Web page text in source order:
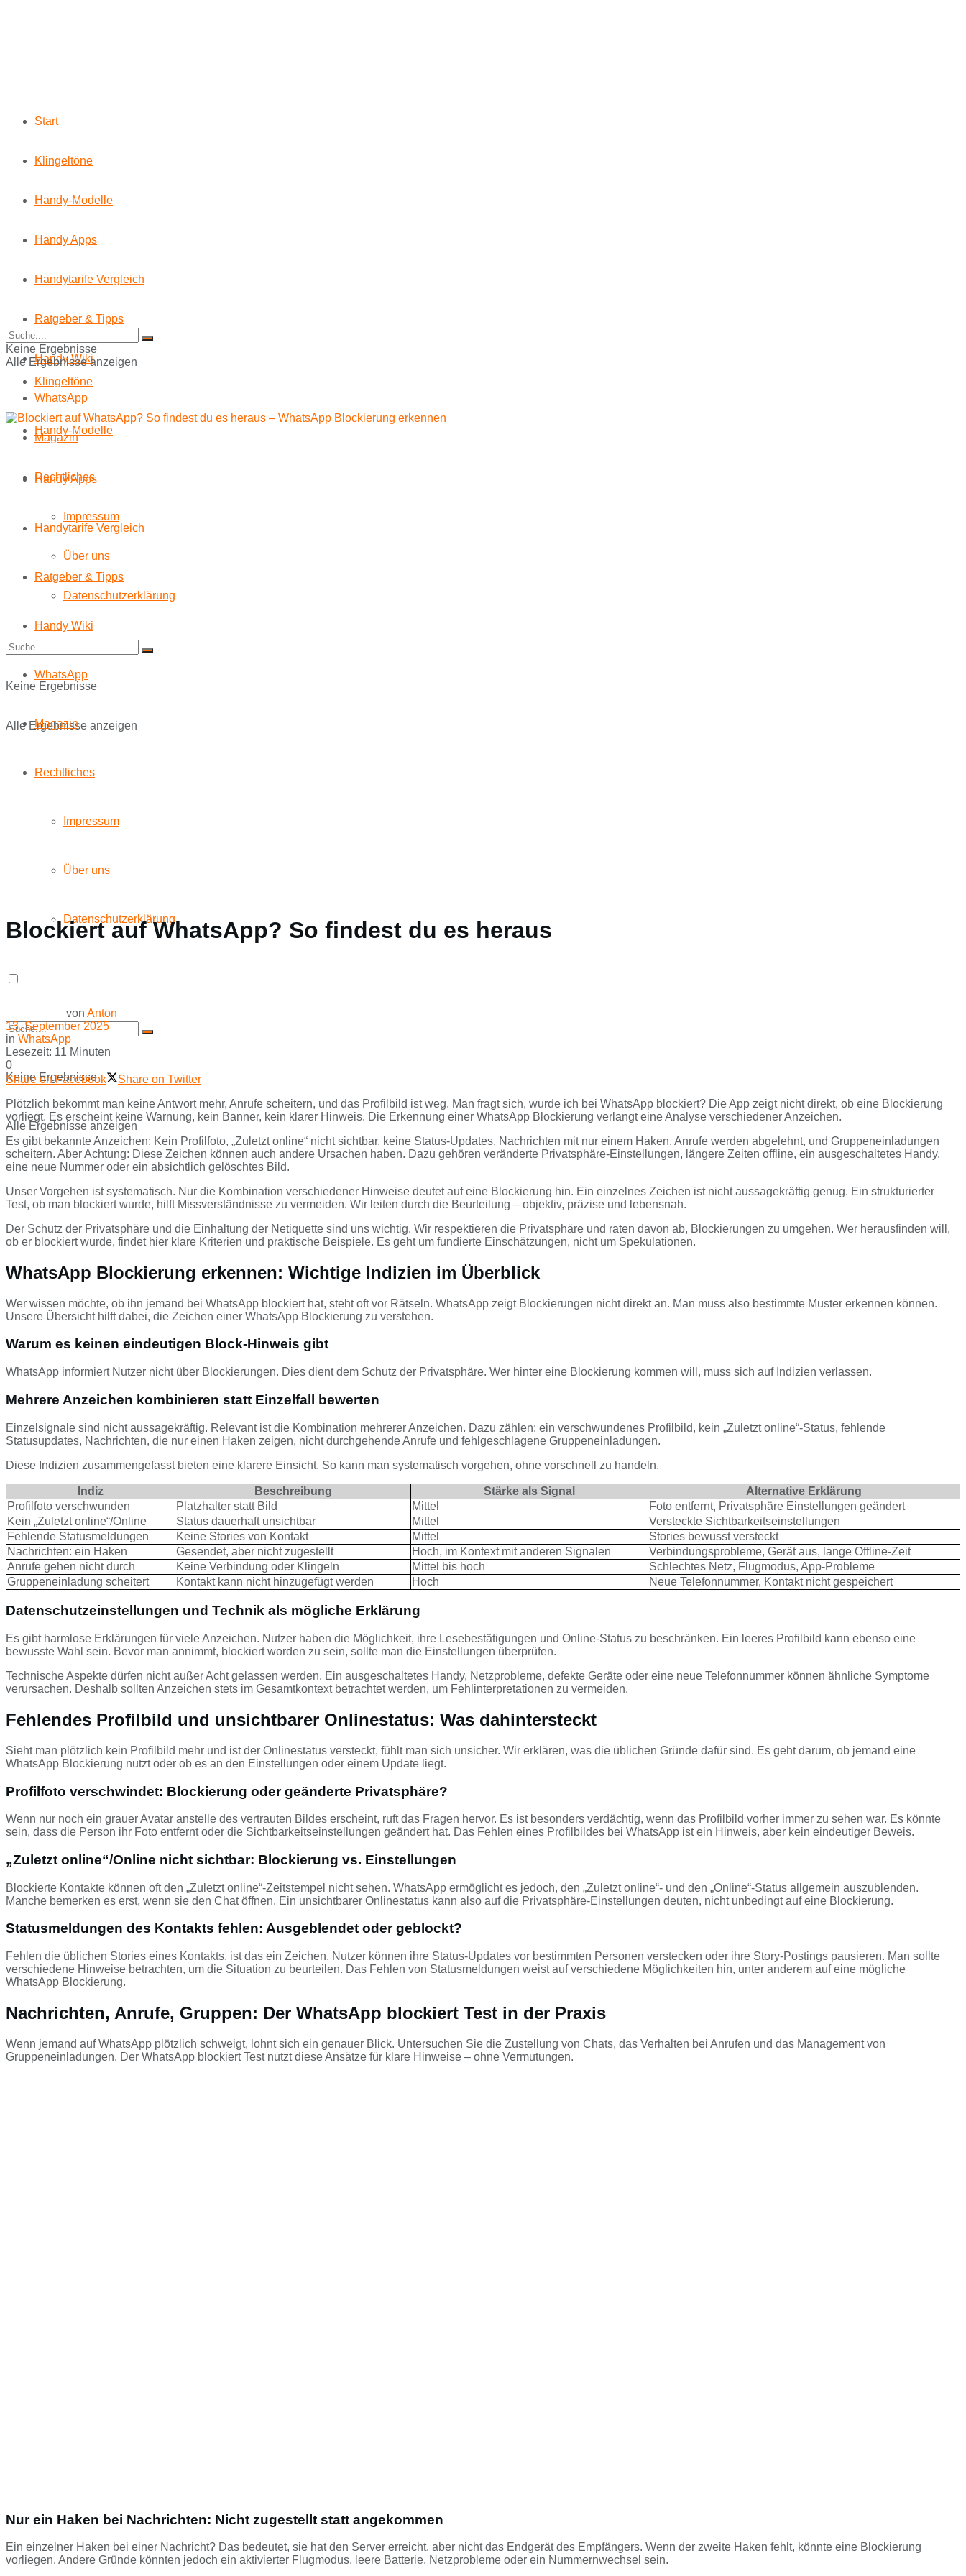
Start
Klingeltöne
Handy-Modelle
Handy Apps
Handytarife Vergleich
Ratgeber & Tipps
Handy Wiki
WhatsApp
Magazin
Rechtliches
Impressum
Über uns
Datenschutzerklärung
Keine Ergebnisse
Alle Ergebnisse anzeigen
Start
Klingeltöne
Handy-Modelle
Handy Apps
Handytarife Vergleich
Ratgeber & Tipps
Handy Wiki
WhatsApp
Magazin
Rechtliches
Impressum
Über uns
Datenschutzerklärung
Keine Ergebnisse
Alle Ergebnisse anzeigen
Keine Ergebnisse
Alle Ergebnisse anzeigen
Blockiert auf WhatsApp? So findest du es heraus
von Anton
13. September 2025
in WhatsApp
Lesezeit: 11 Minuten
0
Share on Facebook
Share on Twitter
Plötzlich bekommt man keine Antwort mehr, Anrufe scheitern, und das Profilbild ist weg. Man fragt sich, wurde ich bei WhatsApp blockiert? Die App zeigt nicht direkt, ob eine Blockierung
vorliegt. Es erscheint keine Warnung, kein Banner, kein klarer Hinweis. Die Erkennung einer WhatsApp Blockierung verlangt eine Analyse verschiedener Anzeichen.
Es gibt bekannte Anzeichen: Kein Profilfoto, „Zuletzt online“ nicht sichtbar, keine Status-Updates, Nachrichten mit nur einem Haken. Anrufe werden abgelehnt, und Gruppeneinladungen
scheitern. Aber Achtung: Diese Zeichen können auch andere Ursachen haben. Dazu gehören veränderte Privatsphäre-Einstellungen, längere Zeiten offline, ein ausgeschaltetes Handy,
eine neue Nummer oder ein absichtlich gelöschtes Bild.
Unser Vorgehen ist systematisch. Nur die Kombination verschiedener Hinweise deutet auf eine Blockierung hin. Ein einzelnes Zeichen ist nicht aussagekräftig genug. Ein strukturierter
Test, ob man blockiert wurde, hilft Missverständnisse zu vermeiden. Wir leiten durch die Beurteilung – objektiv, präzise und lebensnah.
Der Schutz der Privatsphäre und die Einhaltung der Netiquette sind uns wichtig. Wir respektieren die Privatsphäre und raten davon ab, Blockierungen zu umgehen. Wer herausfinden will,
ob er blockiert wurde, findet hier klare Kriterien und praktische Beispiele. Es geht um fundierte Einschätzungen, nicht um Spekulationen.
WhatsApp Blockierung erkennen: Wichtige Indizien im Überblick
Wer wissen möchte, ob ihn jemand bei WhatsApp blockiert hat, steht oft vor Rätseln. WhatsApp zeigt Blockierungen nicht direkt an. Man muss also bestimmte Muster erkennen können.
Unsere Übersicht hilft dabei, die Zeichen einer WhatsApp Blockierung zu verstehen.
Warum es keinen eindeutigen Block-Hinweis gibt
WhatsApp informiert Nutzer nicht über Blockierungen. Dies dient dem Schutz der Privatsphäre. Wer hinter eine Blockierung kommen will, muss sich auf Indizien verlassen.
Mehrere Anzeichen kombinieren statt Einzelfall bewerten
Einzelsignale sind nicht aussagekräftig. Relevant ist die Kombination mehrerer Anzeichen. Dazu zählen: ein verschwundenes Profilbild, kein „Zuletzt online“-Status, fehlende
Statusupdates, Nachrichten, die nur einen Haken zeigen, nicht durchgehende Anrufe und fehlgeschlagene Gruppeneinladungen.
Diese Indizien zusammengefasst bieten eine klarere Einsicht. So kann man systematisch vorgehen, ohne vorschnell zu handeln.
Indiz Beschreibung Stärke als Signal
Alternative Erklärung
Profilfoto verschwunden
Platzhalter statt Bild Mittel
Foto entfernt, Privatsphäre Einstellungen geändert
Kein „Zuletzt online“/Online
Status dauerhaft unsichtbar Mittel
Versteckte Sichtbarkeitseinstellungen
Fehlende Statusmeldungen
Keine Stories von Kontakt Mittel
Stories bewusst versteckt
Nachrichten: ein Haken
Gesendet, aber nicht zugestellt Hoch, im Kontext mit anderen Signalen
Verbindungsprobleme, Gerät aus, lange Offline-Zeit
Anrufe gehen nicht durch
Keine Verbindung oder Klingeln Mittel bis hoch
Schlechtes Netz, Flugmodus, App-Probleme
Gruppeneinladung scheitert
Kontakt kann nicht hinzugefügt werden Hoch Neue Telefonnummer, Kontakt nicht gespeichert
Datenschutzeinstellungen und Technik als mögliche Erklärung
Es gibt harmlose Erklärungen für viele Anzeichen. Nutzer haben die Möglichkeit, ihre Lesebestätigungen und Online-Status zu beschränken. Ein leeres Profilbild kann ebenso eine
bewusste Wahl sein. Bevor man annimmt, blockiert worden zu sein, sollte man die Einstellungen überprüfen.
Technische Aspekte dürfen nicht außer Acht gelassen werden. Ein ausgeschaltetes Handy, Netzprobleme, defekte Geräte oder eine neue Telefonnummer können ähnliche Symptome
verursachen. Deshalb sollten Anzeichen stets im Gesamtkontext betrachtet werden, um Fehlinterpretationen zu vermeiden.
Fehlendes Profilbild und unsichtbarer Onlinestatus: Was dahintersteckt
Sieht man plötzlich kein Profilbild mehr und ist der Onlinestatus versteckt, fühlt man sich unsicher. Wir erklären, was die üblichen Gründe dafür sind. Es geht darum, ob jemand eine
WhatsApp Blockierung nutzt oder ob es an den Einstellungen oder einem Update liegt.
Profilfoto verschwindet: Blockierung oder geänderte Privatsphäre?
Wenn nur noch ein grauer Avatar anstelle des vertrauten Bildes erscheint, ruft das Fragen hervor. Es ist besonders verdächtig, wenn das Profilbild vorher immer zu sehen war. Es könnte
sein, dass die Person ihr Foto entfernt oder die Sichtbarkeitseinstellungen geändert hat. Das Fehlen eines Profilbildes bei WhatsApp ist ein Hinweis, aber kein eindeutiger Beweis.
„Zuletzt online“/Online nicht sichtbar: Blockierung vs. Einstellungen
Blockierte Kontakte können oft den „Zuletzt online“-Zeitstempel nicht sehen. WhatsApp ermöglicht es jedoch, den „Zuletzt online“- und den „Online“-Status allgemein auszublenden.
Manche bemerken es erst, wenn sie den Chat öffnen. Ein unsichtbarer Onlinestatus kann also auf die Privatsphäre-Einstellungen deuten, nicht unbedingt auf eine Blockierung.
Statusmeldungen des Kontakts fehlen: Ausgeblendet oder geblockt?
Fehlen die üblichen Stories eines Kontakts, ist das ein Zeichen. Nutzer können ihre Status-Updates vor bestimmten Personen verstecken oder ihre Story-Postings pausieren. Man sollte
verschiedene Hinweise betrachten, um die Situation zu beurteilen. Das Fehlen von Statusmeldungen weist auf verschiedene Möglichkeiten hin, unter anderem auf eine mögliche
WhatsApp Blockierung.
Nachrichten, Anrufe, Gruppen: Der WhatsApp blockiert Test in der Praxis
Wenn jemand auf WhatsApp plötzlich schweigt, lohnt sich ein genauer Blick. Untersuchen Sie die Zustellung von Chats, das Verhalten bei Anrufen und das Management von
Gruppeneinladungen. Der WhatsApp blockiert Test nutzt diese Ansätze für klare Hinweise – ohne Vermutungen.
Nur ein Haken bei Nachrichten: Nicht zugestellt statt angekommen
Ein einzelner Haken bei einer Nachricht? Das bedeutet, sie hat den Server erreicht, aber nicht das Endgerät des Empfängers. Wenn der zweite Haken fehlt, könnte eine Blockierung
vorliegen. Andere Gründe könnten jedoch ein aktivierter Flugmodus, leere Batterie, Netzprobleme oder ein Nummernwechsel sein.